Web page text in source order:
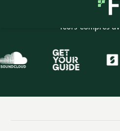
Plus de 3.500 les
leurs comptes